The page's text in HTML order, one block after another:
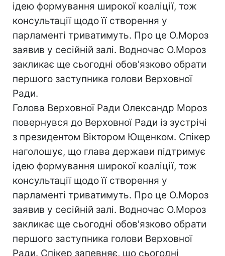
ідею формування широкої коаліції, тож
консультації щодо її створення у
парламенті триватимуть. Про це О.Мороз
заявив у сесійній залі. Водночас О.Мороз
закликає ще сьогодні обов'язково обрати
першого заступника голови Верховної
Ради.
Голова Верховної Ради Олександр Мороз
повернувся до Верховної Ради із зустрічі
з президентом Віктором Ющенком. Спікер
наголошує, що глава держави підтримує
ідею формування широкої коаліції, тож
консультації щодо її створення у
парламенті триватимуть. Про це О.Мороз
заявив у сесійній залі. Водночас О.Мороз
закликає ще сьогодні обов'язково обрати
першого заступника голови Верховної
Ради. Спікер запевняє, що сьогодні